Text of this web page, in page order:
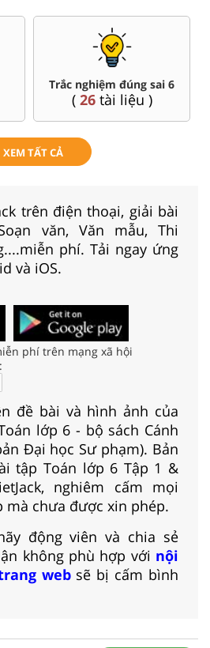
Trắc nghiệm đúng sai 6
( 26tài liệu )
XEM TẤT CẢ
trên điện thoại, giải bài
văn, Văn mẫu, Thi
phí. Tải ngay ứng
và iOS.
phí trên mạng xã hội
đề bài và hình ảnh của
lớp 6 - bộ sách Cánh
Đại học Sư phạm). Bản
tập Toán lớp 6 Tập 1 &
nghiêm cấm mọi
mà chưa được xin phép.
động viên và chia sẻ
không phù hợp với nội
websẽ bị cấm bình